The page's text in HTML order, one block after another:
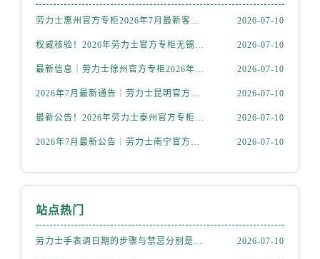
山西省太原市迎泽区迎泽街道解放路15号亨得利名表维修授权店3楼售后服务中心（需提前预约）
安徽省蚌埠市蚌山区淮河路售后服务中心（需提前预约）
劳力士惠州官方专柜2026年7月最新客户服务热线通告与信息整合 2026-07-10
权威核验！2026年劳力士官方专柜无锡客户服务信息公示，附官方服务热线 2026-07-10
最新信息｜劳力士徐州官方专柜2026年7月客服热线与门店服务指南 2026-07-10
2026年7月最新通告｜劳力士昆明官方专柜客户服务热线公告，专柜攻略 2026-07-10
最新公告！2026年劳力士泰州官方专柜客户服务热线，一键核验 2026-07-10
2026年7月最新公告｜劳力士南宁官方专柜客户服务热线攻略，专柜信息全面整合 2026-07-10
站点热门
劳力士手表调日期的步骤与禁忌分别是什么？ 2026-07-10